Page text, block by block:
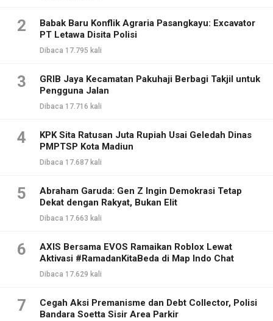
2
Babak Baru Konflik Agraria Pasangkayu: Excavator
PT Letawa Disita Polisi
Dibaca 17.795 kali
3
GRIB Jaya Kecamatan Pakuhaji Berbagi Takjil untuk
Pengguna Jalan
Dibaca 17.716 kali
4
KPK Sita Ratusan Juta Rupiah Usai Geledah Dinas
PMPTSP Kota Madiun
Dibaca 17.687 kali
5
Abraham Garuda: Gen Z Ingin Demokrasi Tetap
Dekat dengan Rakyat, Bukan Elit
Dibaca 17.663 kali
6
AXIS Bersama EVOS Ramaikan Roblox Lewat
Aktivasi #RamadanKitaBeda di Map Indo Chat
Dibaca 17.629 kali
7
Cegah Aksi Premanisme dan Debt Collector, Polisi
Bandara Soetta Sisir Area Parkir